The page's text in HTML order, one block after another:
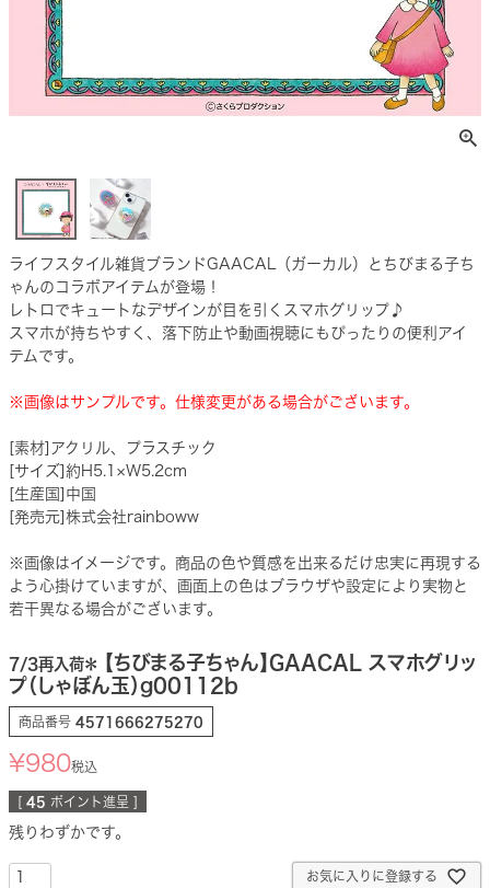
ライフスタイル雑貨ブランドGAACAL（ガーカル）とちびまる子ち
ゃんのコラボアイテムが登場！
レトロでキュートなデザインが目を引くスマホグリップ♪
スマホが持ちやすく、落下防止や動画視聴にもぴったりの便利アイ
テムです。
※画像はサンプルです。仕様変更がある場合がございます。
[素材]アクリル、プラスチック
[サイズ]約H5.1×W5.2cm
[生産国]中国
[発売元]株式会社rainboww
※画像はイメージです。商品の色や質感を出来るだけ忠実に再現する
よう心掛けていますが、画面上の色はブラウザや設定により実物と
若干異なる場合がございます。
7/3再入荷＊
【ちびまる子ちゃん】GAACAL スマホグリッ
プ（しゃぼん玉）g00112b
商品番号 4571666275270
¥980税込
45 ポイント進呈 ]
残りわずかです。
お気に入りに登録する